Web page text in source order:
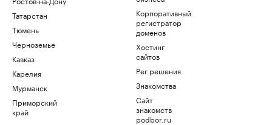
Татарстан
Тюмень
Черноземье
Кавказ
Карелия
Мурманск
Приморский
край
Корпоративный
регистратор
доменов
Хостинг
сайтов
Рег.решения
Знакомства
Сайт
знакомств
podbor.ru